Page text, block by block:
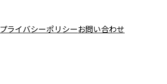
プライバシーポリシーお問い合わせ